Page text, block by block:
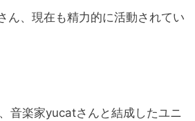
ん、現在も精力的に活動されてい
音楽家yucatさんと結成したユニ